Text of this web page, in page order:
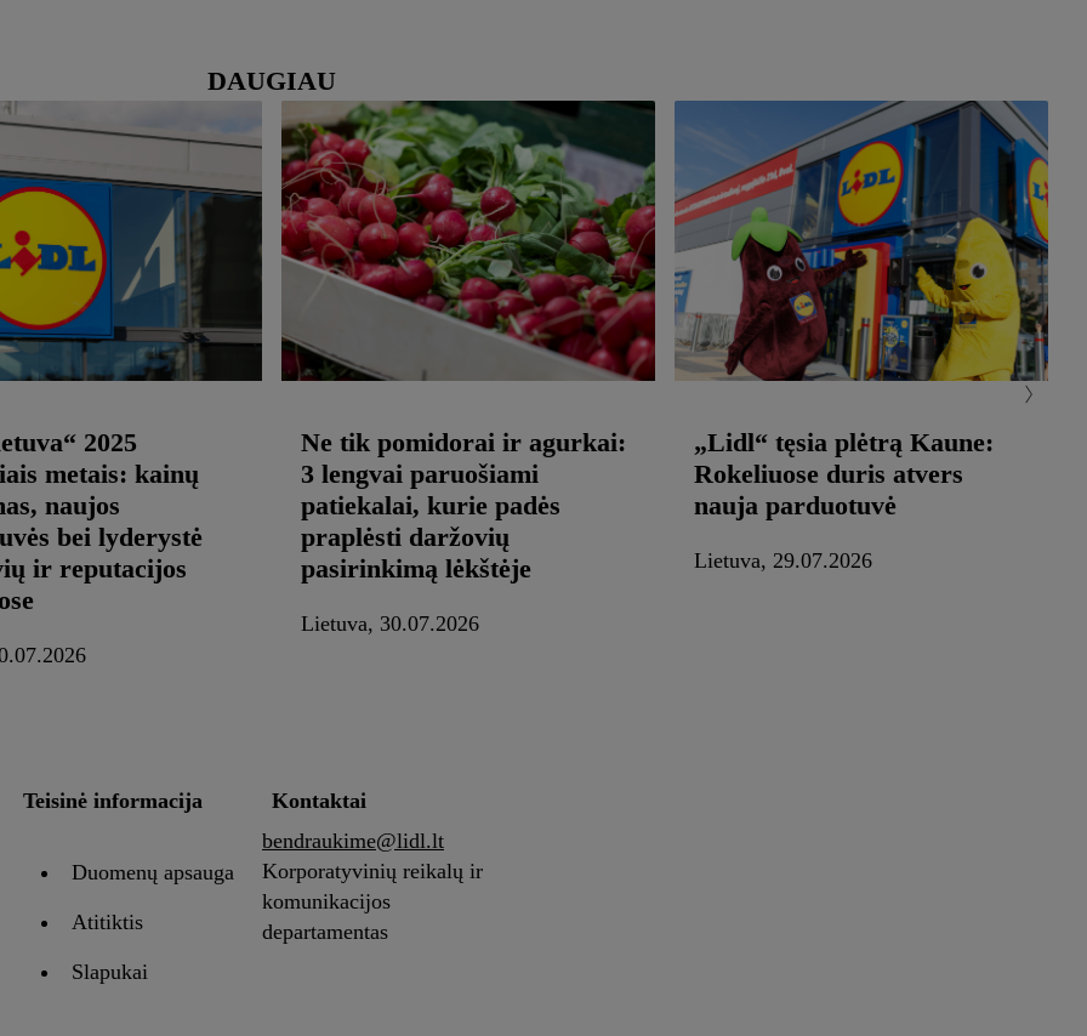
DAUGIAU
2025
metais: kainų
naujos
bei lyderystė
ir reputacijos
Ne tik pomidorai ir agurkai:
3 lengvai paruošiami
patiekalai, kurie padės
praplėsti daržovių
pasirinkimą lėkštėje
Lietuva, 30.07.2026
„Lidl“ tęsia plėtrą Kaune:
Rokeliuose duris atvers
nauja parduotuvė
Lietuva, 29.07.2026
Teisinė informacija
Duomenų apsauga
Atitiktis
Slapukai
Kontaktai
bendraukime@lidl.lt
Korporatyvinių reikalų ir
komunikacijos
departamentas